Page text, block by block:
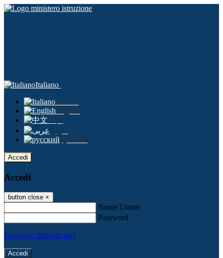
Italiano
Italiano
English
中文
عربى
русский
Accedi
Accedi
button close ×
Nome Utente
Password
Password dimenticata?